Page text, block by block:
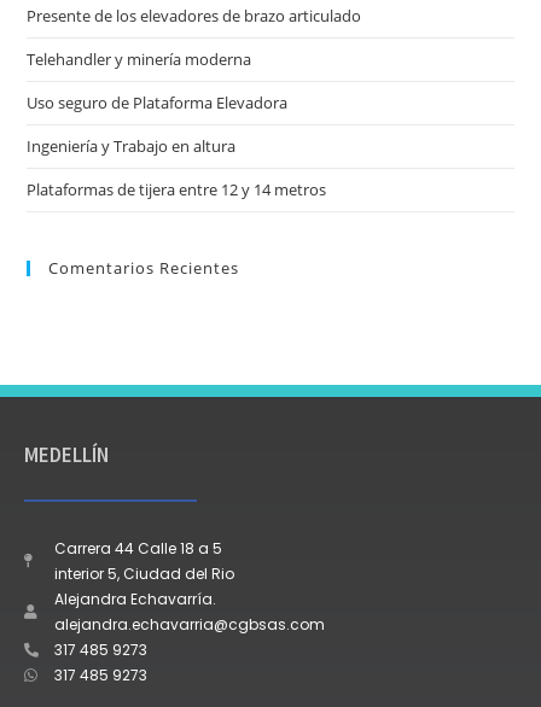
Presente de los elevadores de brazo articulado
Telehandler y minería moderna
Uso seguro de Plataforma Elevadora
Ingeniería y Trabajo en altura
Plataformas de tijera entre 12 y 14 metros
Comentarios Recientes
MEDELLÍN
Carrera 44 Calle 18 a 5
interior 5, Ciudad del Rio
Alejandra Echavarría.
alejandra.echavarria@cgbsas.com
317 485 9273
317 485 9273